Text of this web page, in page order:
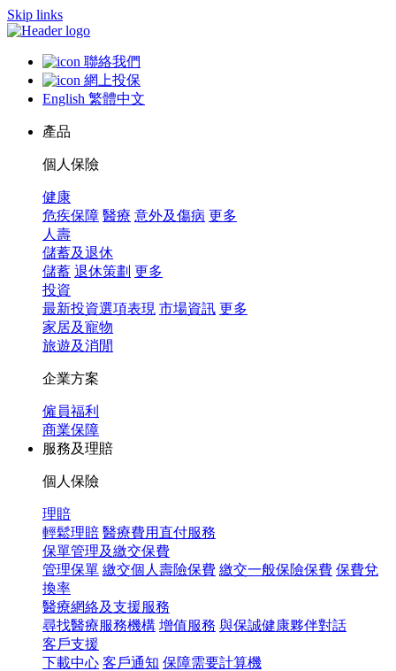
Skip links
聯絡我們
網上投保
English 繁體中文
產品
個人保險
健康
危疾保障 醫療 意外及傷病 更多
人壽
儲蓄及退休
儲蓄 退休策劃 更多
投資
最新投資選項表現 市場資訊 更多
家居及寵物
旅遊及消閒
企業方案
僱員福利
商業保障
服務及理賠
個人保險
理賠
輕鬆理賠 醫療費用直付服務
保單管理及繳交保費
管理保單 繳交個人壽險保費 繳交一般保險保費 保費兌
換率
醫療網絡及支援服務
尋找醫療服務機構 增值服務 與保誠健康夥伴對話
客戶支援
下載中心 客戶通知 保障需要計算機